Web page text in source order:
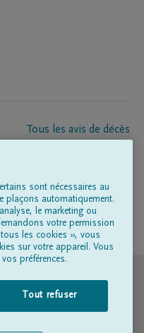
Tous les avis de décès
de pompes funèbres
sont nécessaires au
plaçons automatiquement.
le marketing ou
votre permission
les cookies », vous
sur votre appareil. Vous
préférences.
Tout refuser